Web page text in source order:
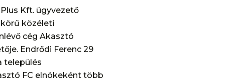
Kft. ügyvezető
közéleti
cég Akasztó
Endrődi Ferenc 29
település
FC elnökeként több